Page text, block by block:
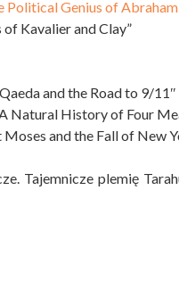
Political Genius of
Kavalier and Clay”
and the Road to 9/11″
Natural History of Four
and the Fall of New
Tajemnicze plemię